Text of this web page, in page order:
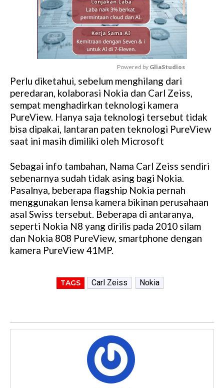
M
u
t
e
Powered by GliaStudios
Perlu diketahui, sebelum menghilang dari
peredaran, kolaborasi Nokia dan Carl Zeiss,
sempat menghadirkan teknologi kamera
PureView. Hanya saja teknologi tersebut tidak
bisa dipakai, lantaran paten teknologi PureView
saat ini masih dimiliki oleh Microsoft
Sebagai info tambahan, Nama Carl Zeiss sendiri
sebenarnya sudah tidak asing bagi Nokia.
Pasalnya, beberapa flagship Nokia pernah
menggunakan lensa kamera bikinan perusahaan
asal Swiss tersebut. Beberapa di antaranya,
seperti Nokia N8 yang dirilis pada 2010 silam
dan Nokia 808 PureView, smartphone dengan
kamera PureView 41MP.
TAGS Carl Zeiss Nokia